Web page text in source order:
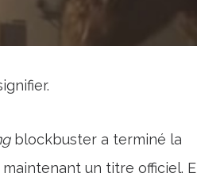
blockbuster a terminé la
un titre officiel.